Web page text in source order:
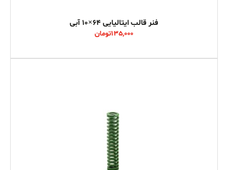
فنر قالب ایتالیایی 64×10 آبی
135,000تومان